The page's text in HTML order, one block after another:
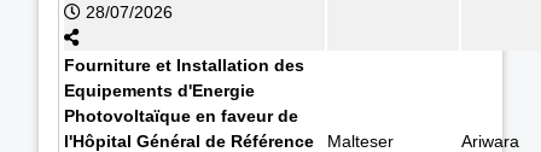
28/07/2026
Fourniture et Installation des
Equipements d'Energie
Photovoltaïque en faveur de
l'Hôpital Général de Référence
Malteser
Ariwara